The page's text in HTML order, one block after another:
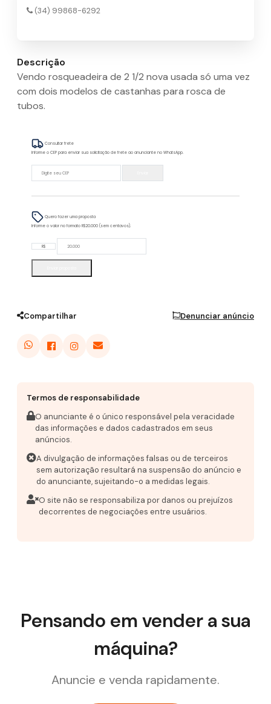
(34) 99868-6292
Descrição
Vendo rosqueadeira de 2 1/2 nova usada só uma vez
com dois modelos de castanhas para rosca de
tubos.
Consultar frete
Informe o CEP para enviar sua solicitação de frete ao anunciante no WhatsApp.
Quero fazer uma proposta
Informe o valor no formato R$20.000 (sem centavos).
R$
Compartilhar Denunciar anúncio
Termos de responsabilidade
O anunciante é o único responsável pela veracidade
das informações e dados cadastrados em seus
anúncios.
A divulgação de informações falsas ou de terceiros
sem autorização resultará na suspensão do anúncio e
do anunciante, sujeitando-o a medidas legais.
O site não se responsabiliza por danos ou prejuízos
decorrentes de negociações entre usuários.
Pensando em vender a sua
máquina?
Anuncie e venda rapidamente.